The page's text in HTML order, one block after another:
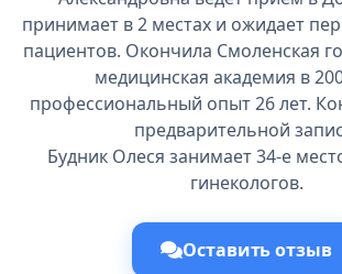
принимает в 2 местах и ожидает
пациентов. Окончила Смоленская
медицинская академия в
профессиональный опыт 26 лет.
предварительной
Будник Олеся занимает 34-е
гинекологов.
Оставить отзыв